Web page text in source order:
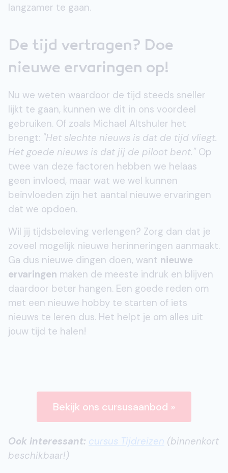
langzamer te gaan.
De tijd vertragen? Doe
nieuwe ervaringen op!
Nu we weten waardoor de tijd steeds sneller
lijkt te gaan, kunnen we dit in ons voordeel
gebruiken. Of zoals Michael Altshuler het
brengt: "Het slechte nieuws is dat de tijd vliegt.
Het goede nieuws is dat jij de piloot bent." Op
twee van deze factoren hebben we helaas
geen invloed, maar wat we wel kunnen
beïnvloeden zijn het aantal nieuwe ervaringen
dat we opdoen.
Wil jij tijdsbeleving verlengen? Zorg dan dat je
zoveel mogelijk nieuwe herinneringen aanmaakt.
Ga dus nieuwe dingen doen, want nieuwe
ervaringen maken de meeste indruk en blijven
daardoor beter hangen. Een goede reden om
met een nieuwe hobby te starten of iets
nieuws te leren dus. Het helpt je om alles uit
jouw tijd te halen!
Bekijk ons cursusaanbod »
Ook interessant: cursus Tijdreizen (binnenkort
beschikbaar!)